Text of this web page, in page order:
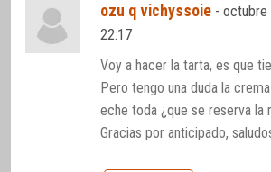
ozu q vichyssoie -octubre
22:17
Voy a hacer la tarta, es que
Pero tengo una duda la
eche toda ¿que se reserva la
Gracias por anticipado,